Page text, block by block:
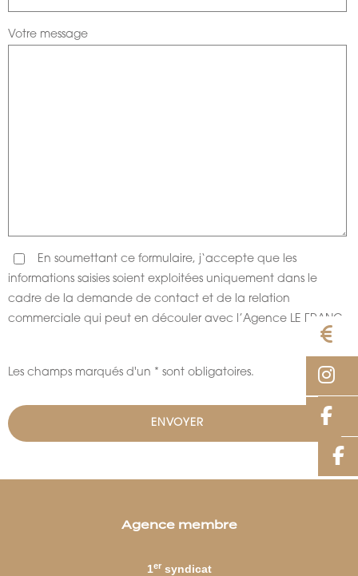
Votre message
En soumettant ce formulaire, j‘accepte que les
informations saisies soient exploitées uniquement dans le
cadre de la demande de contact et de la relation
commerciale qui peut en découler avec l’Agence LE FRANC.
Les champs marqués d'un * sont obligatoires.
Agence membre
1ersyndicat